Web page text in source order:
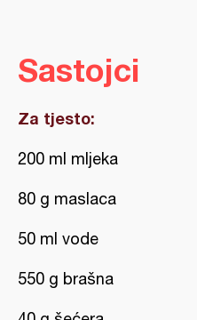
Sastojci
Za tjesto:
200 ml mljeka
80 g maslaca
50 ml vode
550 g brašna